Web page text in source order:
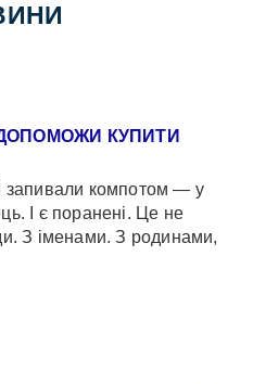
КУПИТИ
запивали компотом — у
І є поранені. Це не
З іменами. З родинами,